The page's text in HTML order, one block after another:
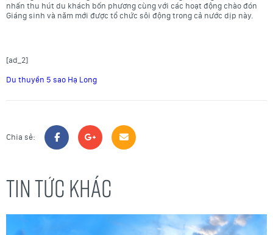
nhấn thu hút du khách bốn phương cùng với các hoạt động chào đón
Giáng sinh và năm mới được tổ chức sôi động trong cả nước dịp này.
[ad_2]
Du thuyền 5 sao Hạ Long
Chia sẻ:
TIN TỨC KHÁC